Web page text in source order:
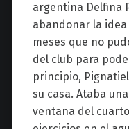
argentina Delfina
abandonar la
meses que no
del club para
principio,
su casa. Ataba
ventana del